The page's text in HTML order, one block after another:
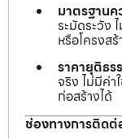
มาตรฐาน
ระมัดระวัง
หรือโครงส
ราคายุติธร
จริง ไม่มีค่
ก่อสร้างได้
ช่องทางการติดต่